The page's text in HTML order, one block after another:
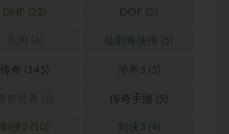
DNF (22) DOF (5)
仙剑奇侠传 (5)
传奇 (145) 传奇3 (5)
传奇手游 (5)
剑侠2 (10) 剑侠3 (4)